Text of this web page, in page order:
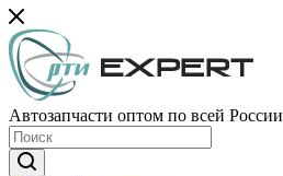
Автозапчасти оптом по всей России